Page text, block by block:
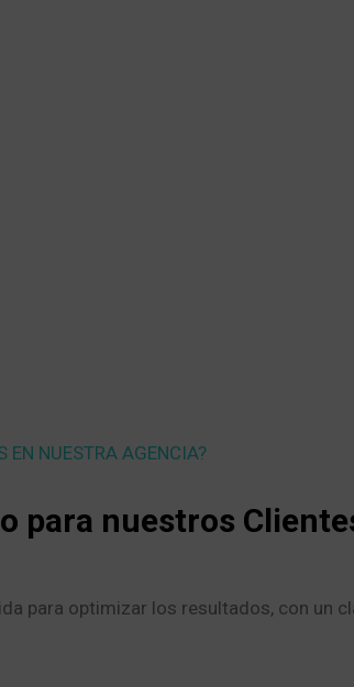
EN NUESTRA AGENCIA?
para nuestros
para optimizar los resultados, con un